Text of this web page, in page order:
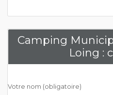
Camping
Loing :
Votre nom (obligatoire)